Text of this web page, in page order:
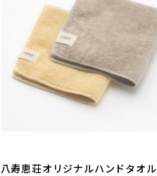
八寿恵荘オリジナルハンドタオル